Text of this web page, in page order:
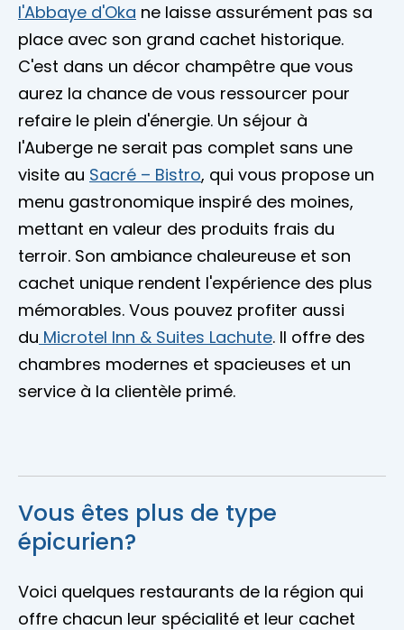
l'Abbaye d'Oka ne laisse assurément pas sa
place avec son grand cachet historique.
C'est dans un décor champêtre que vous
aurez la chance de vous ressourcer pour
refaire le plein d'énergie. Un séjour à
l'Auberge ne serait pas complet sans une
visite au Sacré – Bistro, qui vous propose un
menu gastronomique inspiré des moines,
mettant en valeur des produits frais du
terroir. Son ambiance chaleureuse et son
cachet unique rendent l'expérience des plus
mémorables. Vous pouvez profiter aussi
du Microtel Inn & Suites Lachute. Il offre des
chambres modernes et spacieuses et un
service à la clientèle primé.
Vous êtes plus de type
épicurien?
Voici quelques restaurants de la région qui
offre chacun leur spécialité et leur cachet